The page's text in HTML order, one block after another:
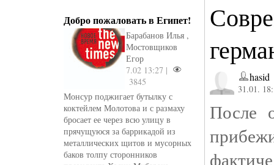
Добро пожаловать в Египет!
Барабанов Илья ,
Мостовщиков
Егор
7.02 13:27 |
3845
Монсур поджигает бутылку с
коктейлем Молотова и с размаху
бросает ее через всю улицу в
прячущуюся за баррикадой из
металлических щитов и мусорных
баков толпу сторонников
hasid
31.01.
После